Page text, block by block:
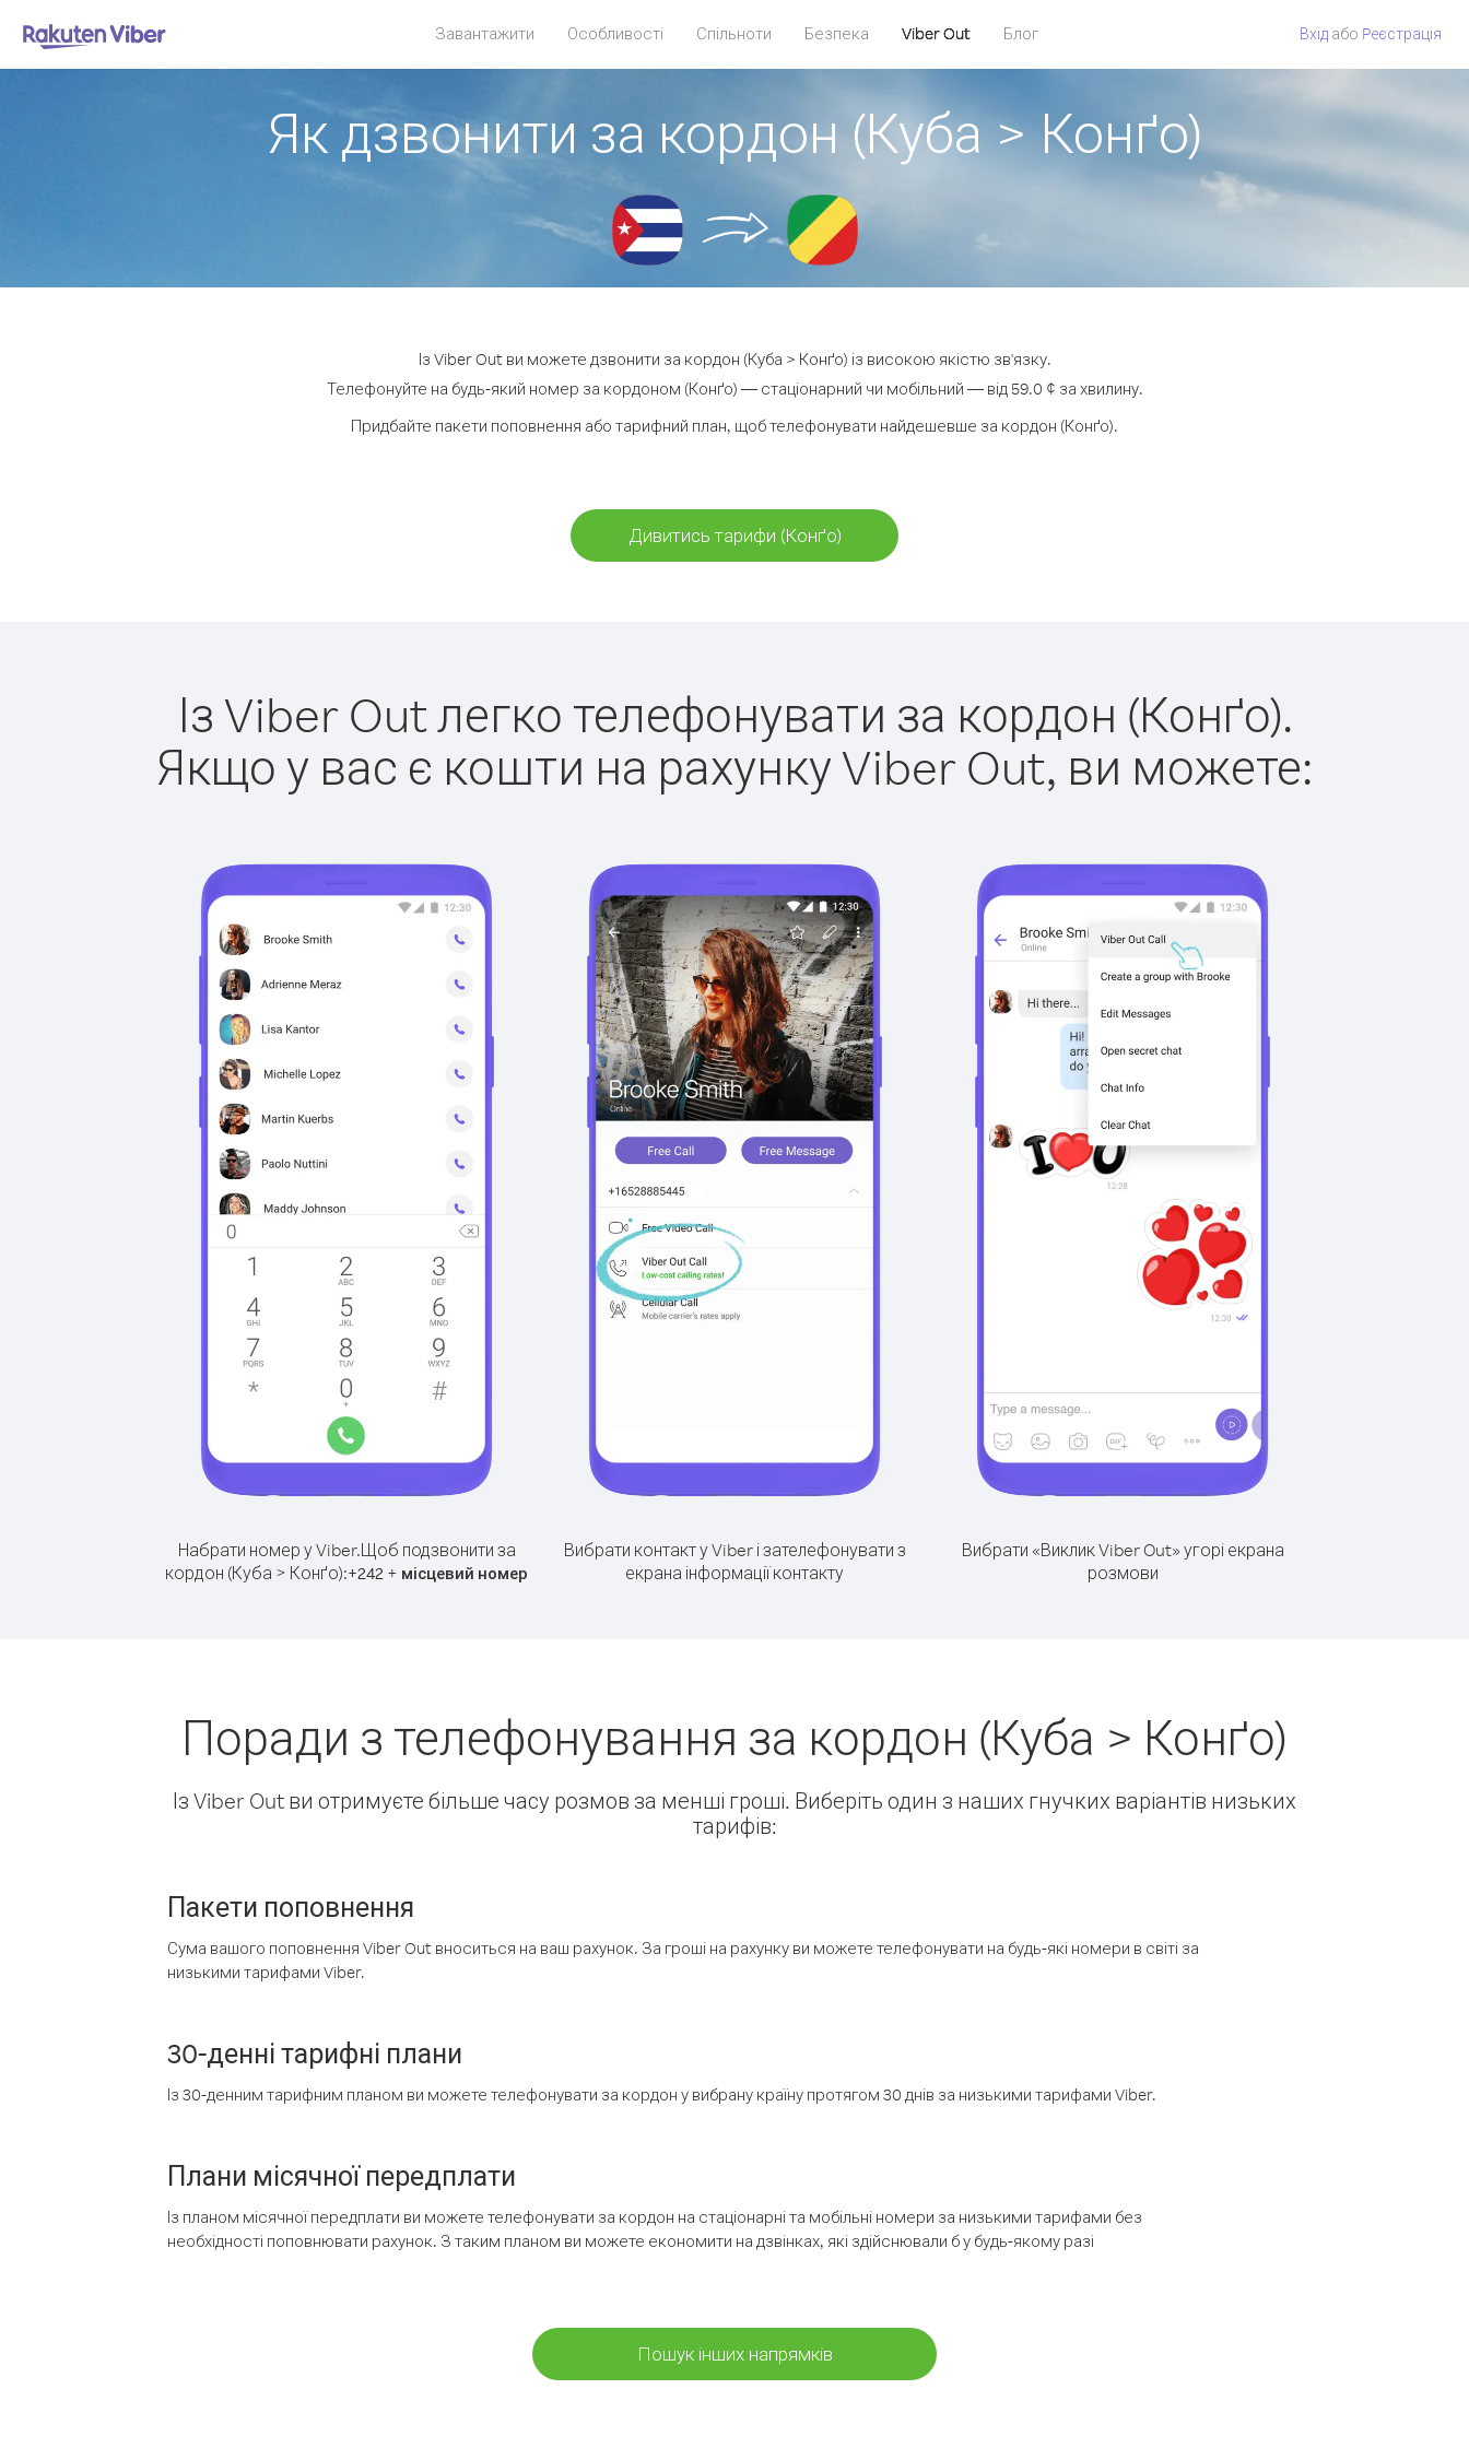
Завантажити Особливості Спільноти Безпека Viber Out Блог Вхід або Pеєстрація
Як дзвонити за кордон (Куба > Конґо)
Із Viber Out ви можете дзвонити за кордон (Куба > Конґо) із високою якістю зв'язку.
Телефонуйте на будь-який номер за кордоном (Конґо) — стаціонарний чи мобільний — від 59.0 ¢ за хвилину.
Придбайте пакети поповнення або тарифний план, щоб телефонувати найдешевше за кордон (Конґо).
Дивитись тарифи (Конґо)
Із Viber Out легко телефонувати за кордон (Конґо).
Якщо у вас є кошти на рахунку Viber Out, ви можете:
Набрати номер у Viber.Щоб подзвонити за
кордон (Куба > Конґо):+242 + місцевий номер
Вибрати контакт у Viber і зателефонувати з
екрана інформації контакту
Вибрати «Виклик Viber Out» угорі екрана
розмови
Поради з телефонування за кордон (Куба > Конґо)
Із Viber Out ви отримуєте більше часу розмов за менші гроші. Виберіть один з наших гнучких варіантів низьких
тарифів:
Пакети поповнення
Сума вашого поповнення Viber Out вноситься на ваш рахунок. За гроші на рахунку ви можете телефонувати на будь-які номери в світі за
низькими тарифами Viber.
30-денні тарифні плани
Із 30-денним тарифним планом ви можете телефонувати за кордон у вибрану країну протягом 30 днів за низькими тарифами Viber.
Плани місячної передплати
Із планом місячної передплати ви можете телефонувати за кордон на стаціонарні та мобільні номери за низькими тарифами без
необхідності поповнювати рахунок. З таким планом ви можете економити на дзвінках, які здійснювали б у будь-якому разі
Пошук інших напрямків